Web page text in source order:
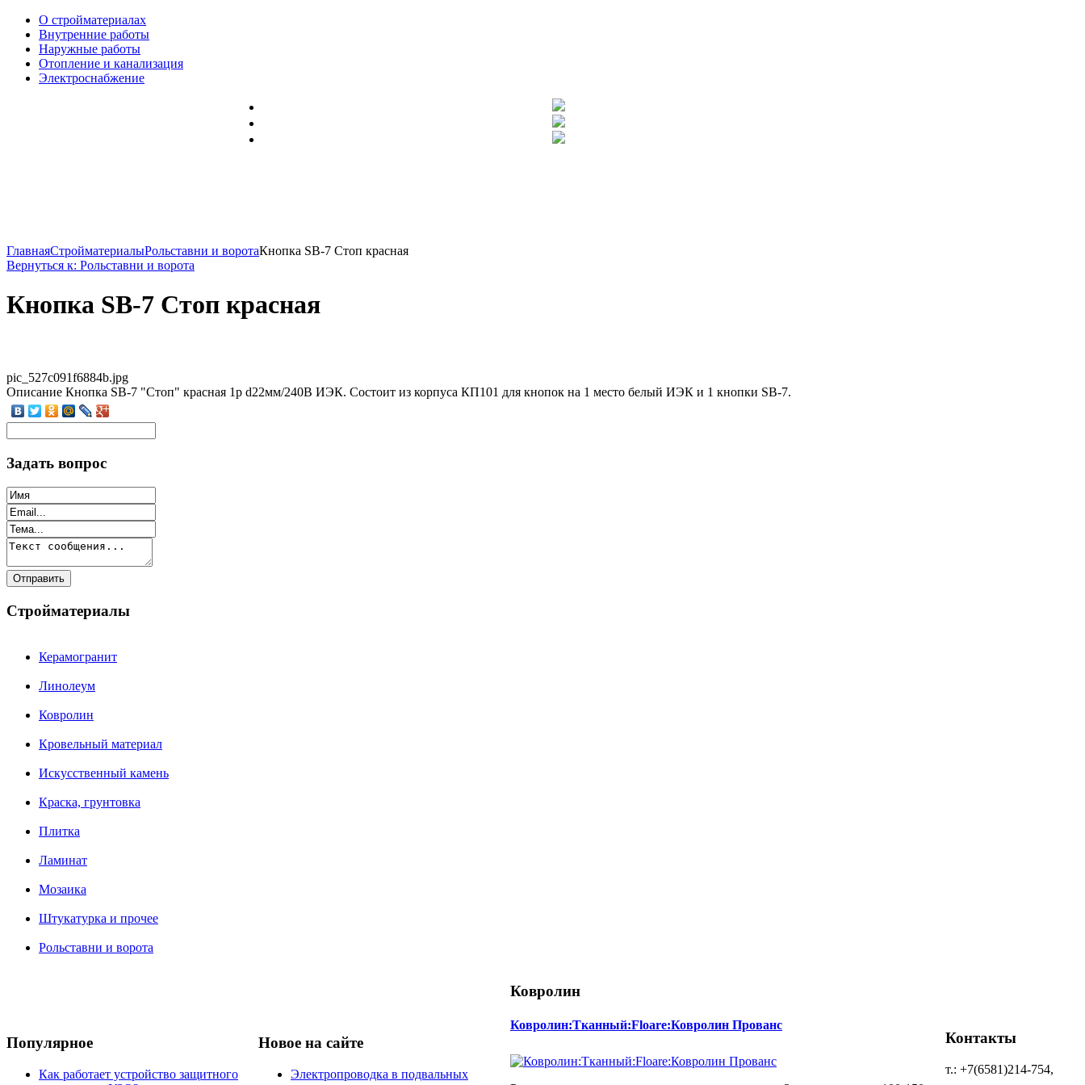
О стройматериалах
Внутренние работы
Наружные работы
Отопление и канализация
Электроснабжение
ГлавнаяСтройматериалыРольставни и воротаКнопка SВ-7 Стоп красная
Вернуться к: Рольставни и ворота
Кнопка SВ-7 Стоп красная
pic_527c091f6884b.jpg
Описание Кнопка SВ-7 "Стоп" красная 1р d22мм/240В ИЭК. Состоит из корпуса КП101 для кнопок на 1 место белый ИЭК и 1 кнопки SВ-7.
Задать вопрос
Стройматериалы
Керамогранит
Линолеум
Ковролин
Кровельный материал
Искусственный камень
Краска, грунтовка
Плитка
Ламинат
Мозаика
Штукатурка и прочее
Рольставни и ворота
Популярное
Как работает устройство защитного
Новое на сайте
Электропроводка в подвальных
Ковролин
Ковролин:Тканный:Floare:Ковролин Прованс
Контакты
т.: +7(6581)214-754,